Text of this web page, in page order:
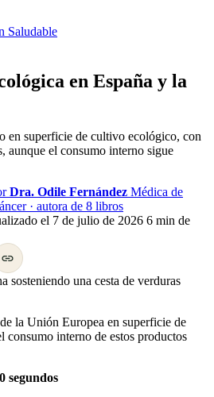
Saludable
en España y la
en superficie de cultivo ecológico, con
aunque el consumo interno sigue
Dra. Odile Fernández Médica de
· autora de 8 libros
el 7 de julio de 2026 6 min de
la Unión Europea en superficie de
interno de estos productos
segundos